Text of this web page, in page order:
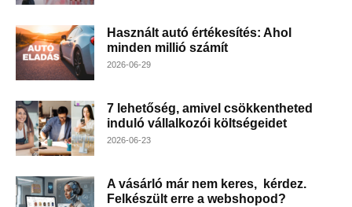
Használt autó értékesítés: Ahol
minden millió számít
2026-06-29
7 lehetőség, amivel csökkentheted
induló vállalkozói költségeidet
2026-06-23
A vásárló már nem keres, kérdez.
Felkészült erre a webshopod?